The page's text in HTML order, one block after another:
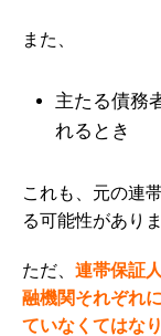
また、
主たる債務
れるとき
これも、元の連
る可能性がありま
ただ、 連帯保証
融機関それぞれ
ていなくてはな